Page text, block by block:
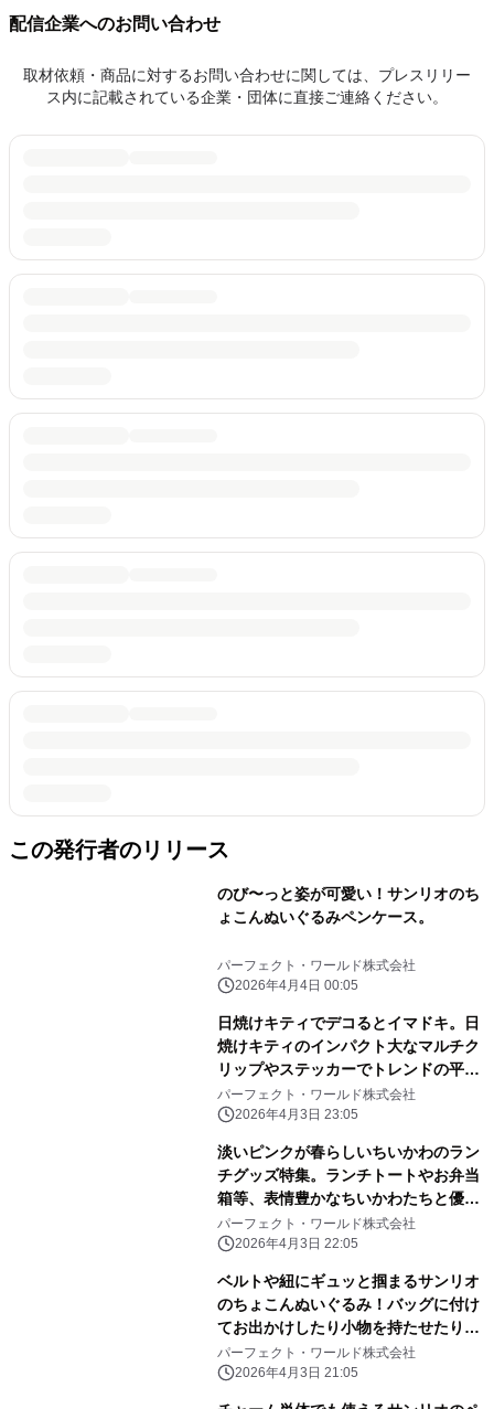
配信企業へのお問い合わせ
取材依頼・商品に対するお問い合わせに関しては、プレスリリー
ス内に記載されている企業・団体に直接ご連絡ください。
この発行者のリリース
のび〜っと姿が可愛い！サンリオのち
ょこんぬいぐるみペンケース。
パーフェクト・ワールド株式会社
2026年4月4日 00:05
日焼けキティでデコるとイマドキ。日
焼けキティのインパクト大なマルチク
リップやステッカーでトレンドの平成
レトロ感ばっちりです。
パーフェクト・ワールド株式会社
2026年4月3日 23:05
淡いピンクが春らしいちいかわのラン
チグッズ特集。ランチトートやお弁当
箱等、表情豊かなちいかわたちと優し
いピンク色に心和む
パーフェクト・ワールド株式会社
2026年4月3日 22:05
ベルトや紐にギュッと掴まるサンリオ
のちょこんぬいぐるみ！バッグに付け
てお出かけしたり小物を持たせたりと
自由に楽しめる！
パーフェクト・ワールド株式会社
2026年4月3日 21:05